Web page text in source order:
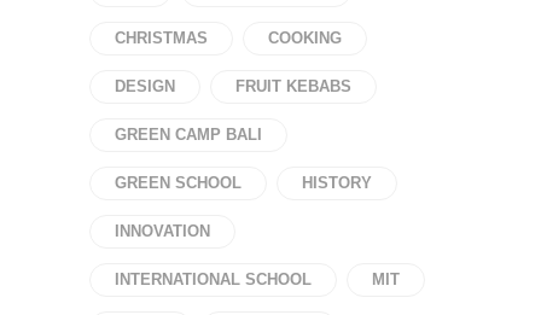
CHRISTMAS COOKING
DESIGN FRUIT KEBABS
GREEN CAMP BALI
GREEN SCHOOL HISTORY
INNOVATION
INTERNATIONAL SCHOOL MIT